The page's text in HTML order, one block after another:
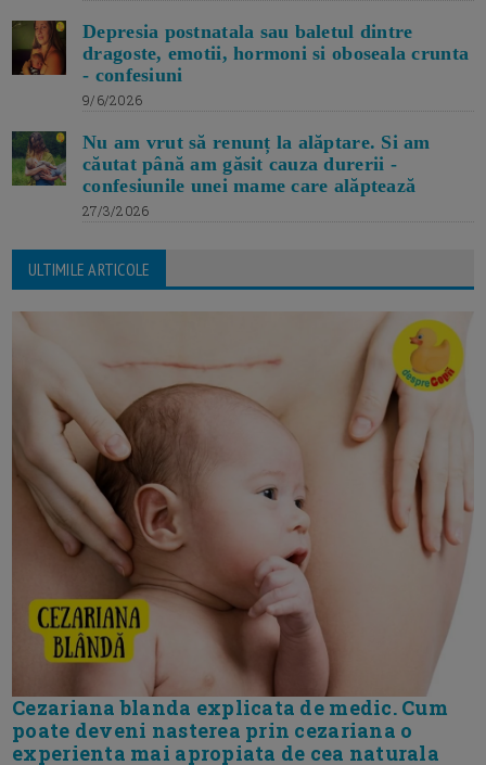
Depresia postnatala sau baletul dintre
dragoste, emotii, hormoni si oboseala crunta
- confesiuni
9/6/2026
Nu am vrut să renunț la alăptare. Si am
căutat până am găsit cauza durerii -
confesiunile unei mame care alăptează
27/3/2026
ULTIMILE ARTICOLE
Cezariana blanda explicata de medic. Cum
poate deveni nasterea prin cezariana o
experienta mai apropiata de cea naturala